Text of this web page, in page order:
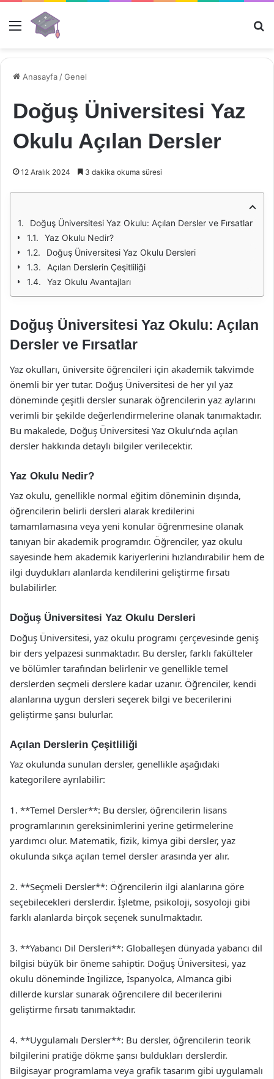
Menü
Anasayfa /Genel
Doğuş Üniversitesi Yaz
Okulu Açılan Dersler
12 Aralık 2024 3 dakika okuma süresi
Doğuş Üniversitesi Yaz Okulu: Açılan Dersler ve Fırsatlar
Yaz Okulu Nedir?
Doğuş Üniversitesi Yaz Okulu Dersleri
Açılan Derslerin Çeşitliliği
Yaz Okulu Avantajları
Doğuş Üniversitesi Yaz Okulu: Açılan
Dersler ve Fırsatlar
Yaz okulları, üniversite öğrencileri için akademik takvimde
önemli bir yer tutar. Doğuş Üniversitesi de her yıl yaz
döneminde çeşitli dersler sunarak öğrencilerin yaz aylarını
verimli bir şekilde değerlendirmelerine olanak tanımaktadır.
Bu makalede, Doğuş Üniversitesi Yaz Okulu’nda açılan
dersler hakkında detaylı bilgiler verilecektir.
Yaz Okulu Nedir?
Yaz okulu, genellikle normal eğitim döneminin dışında,
öğrencilerin belirli dersleri alarak kredilerini
tamamlamasına veya yeni konular öğrenmesine olanak
tanıyan bir akademik programdır. Öğrenciler, yaz okulu
sayesinde hem akademik kariyerlerini hızlandırabilir hem de
ilgi duydukları alanlarda kendilerini geliştirme fırsatı
bulabilirler.
Doğuş Üniversitesi Yaz Okulu Dersleri
Doğuş Üniversitesi, yaz okulu programı çerçevesinde geniş
bir ders yelpazesi sunmaktadır. Bu dersler, farklı fakülteler
ve bölümler tarafından belirlenir ve genellikle temel
derslerden seçmeli derslere kadar uzanır. Öğrenciler, kendi
alanlarına uygun dersleri seçerek bilgi ve becerilerini
geliştirme şansı bulurlar.
Açılan Derslerin Çeşitliliği
Yaz okulunda sunulan dersler, genellikle aşağıdaki
kategorilere ayrılabilir:
1. **Temel Dersler**: Bu dersler, öğrencilerin lisans
programlarının gereksinimlerini yerine getirmelerine
yardımcı olur. Matematik, fizik, kimya gibi dersler, yaz
okulunda sıkça açılan temel dersler arasında yer alır.
2. **Seçmeli Dersler**: Öğrencilerin ilgi alanlarına göre
seçebilecekleri derslerdir. İşletme, psikoloji, sosyoloji gibi
farklı alanlarda birçok seçenek sunulmaktadır.
3. **Yabancı Dil Dersleri**: Globalleşen dünyada yabancı dil
bilgisi büyük bir öneme sahiptir. Doğuş Üniversitesi, yaz
okulu döneminde İngilizce, İspanyolca, Almanca gibi
dillerde kurslar sunarak öğrencilere dil becerilerini
geliştirme fırsatı tanımaktadır.
4. **Uygulamalı Dersler**: Bu dersler, öğrencilerin teorik
bilgilerini pratiğe dökme şansı buldukları derslerdir.
Bilgisayar programlama veya grafik tasarım gibi uygulamalı